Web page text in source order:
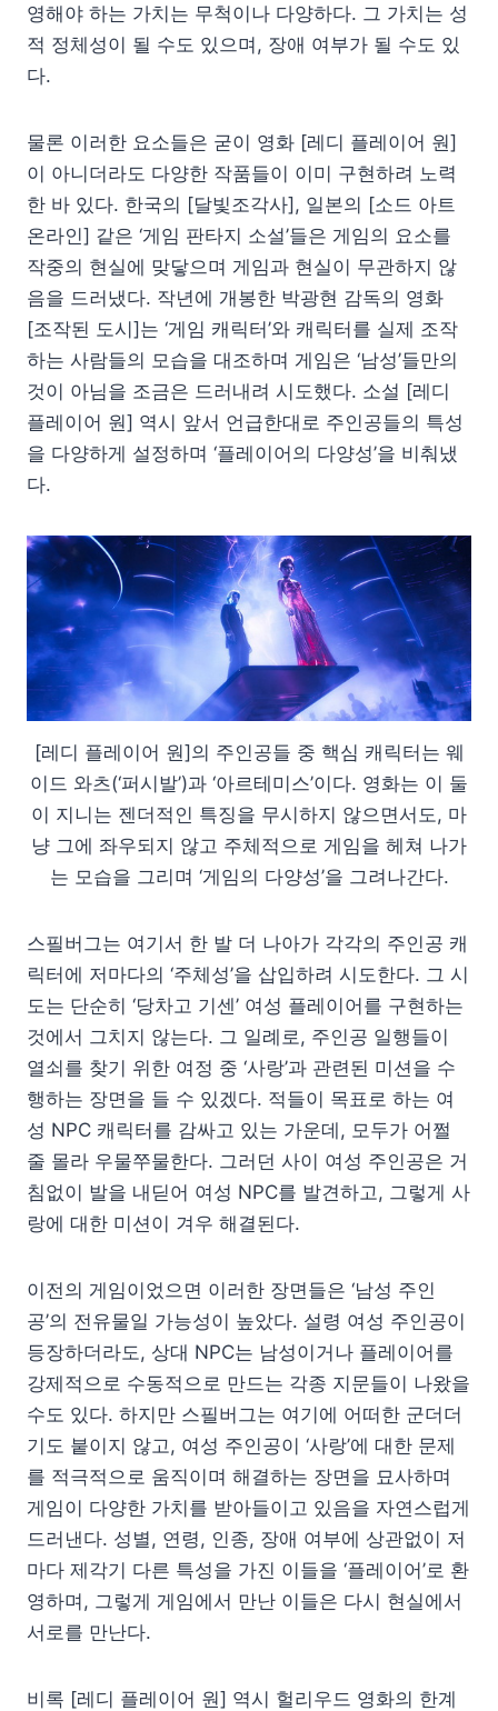
영해야 하는 가치는 무척이나 다양하다. 그 가치는 성
적 정체성이 될 수도 있으며, 장애 여부가 될 수도 있
다.
물론 이러한 요소들은 굳이 영화 [레디 플레이어 원]
이 아니더라도 다양한 작품들이 이미 구현하려 노력
한 바 있다. 한국의 [달빛조각사], 일본의 [소드 아트
온라인] 같은 ‘게임 판타지 소설’들은 게임의 요소를
작중의 현실에 맞닿으며 게임과 현실이 무관하지 않
음을 드러냈다. 작년에 개봉한 박광현 감독의 영화
[조작된 도시]는 ‘게임 캐릭터’와 캐릭터를 실제 조작
하는 사람들의 모습을 대조하며 게임은 ‘남성’들만의
것이 아님을 조금은 드러내려 시도했다. 소설 [레디
플레이어 원] 역시 앞서 언급한대로 주인공들의 특성
을 다양하게 설정하며 ‘플레이어의 다양성’을 비춰냈
다.
[레디 플레이어 원]의 주인공들 중 핵심 캐릭터는 웨
이드 와츠(‘퍼시발’)과 ‘아르테미스’이다. 영화는 이 둘
이 지니는 젠더적인 특징을 무시하지 않으면서도, 마
냥 그에 좌우되지 않고 주체적으로 게임을 헤쳐 나가
는 모습을 그리며 ‘게임의 다양성’을 그려나간다.
스필버그는 여기서 한 발 더 나아가 각각의 주인공 캐
릭터에 저마다의 ‘주체성’을 삽입하려 시도한다. 그 시
도는 단순히 ‘당차고 기센’ 여성 플레이어를 구현하는
것에서 그치지 않는다. 그 일례로, 주인공 일행들이
열쇠를 찾기 위한 여정 중 ‘사랑’과 관련된 미션을 수
행하는 장면을 들 수 있겠다. 적들이 목표로 하는 여
성 NPC 캐릭터를 감싸고 있는 가운데, 모두가 어쩔
줄 몰라 우물쭈물한다. 그러던 사이 여성 주인공은 거
침없이 발을 내딛어 여성 NPC를 발견하고, 그렇게 사
랑에 대한 미션이 겨우 해결된다.
이전의 게임이었으면 이러한 장면들은 ‘남성 주인
공’의 전유물일 가능성이 높았다. 설령 여성 주인공이
등장하더라도, 상대 NPC는 남성이거나 플레이어를
강제적으로 수동적으로 만드는 각종 지문들이 나왔을
수도 있다. 하지만 스필버그는 여기에 어떠한 군더더
기도 붙이지 않고, 여성 주인공이 ‘사랑’에 대한 문제
를 적극적으로 움직이며 해결하는 장면을 묘사하며
게임이 다양한 가치를 받아들이고 있음을 자연스럽게
드러낸다. 성별, 연령, 인종, 장애 여부에 상관없이 저
마다 제각기 다른 특성을 가진 이들을 ‘플레이어’로 환
영하며, 그렇게 게임에서 만난 이들은 다시 현실에서
서로를 만난다.
비록 [레디 플레이어 원] 역시 헐리우드 영화의 한계